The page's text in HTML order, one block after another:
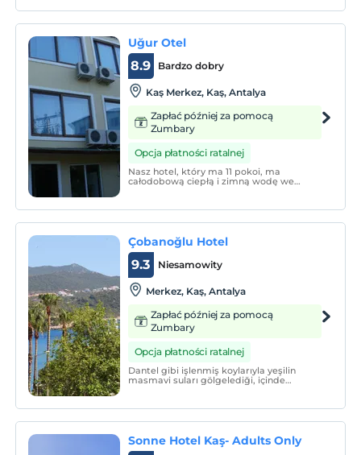
ve mutlu dönmesini saglamak ilk
amacımızdır.
Uğur Otel
Bardzo dobry
8.9
Kaş Merkez, Kaş, Antalya
Zapłać później za pomocą
Zumbary
Opcja płatności ratalnej
Nasz hotel, który ma 11 pokoi, ma
całodobową ciepłą i zimną wodę we
płaskim ekranem i cyfrową telewizję
satelitarną.
Çobanoğlu Hotel
Niesamowity
9.3
Merkez, Kaş, Antalya
Zapłać później za pomocą
Zumbary
Opcja płatności ratalnej
Dantel gibi işlenmiş koylarıyla yeşilin
masmavi suları gölgelediği, içinde
gizemli kıyısında bir tatil için Çobanoğlu
Hotel sizi bekliyor.
Sonne Hotel Kaş- Adults Only